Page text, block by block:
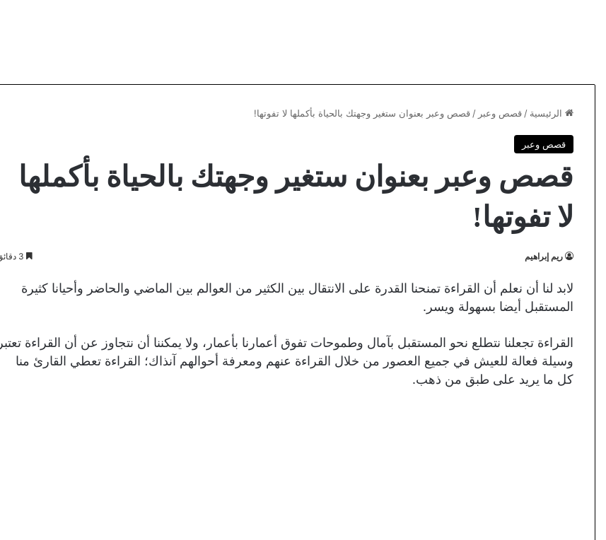
الرئيسية / قصص وعبر / قصص وعبر بعنوان ستغير وجهتك بالحياة بأكملها لا تفوتها!
قصص وعبر
قصص وعبر بعنوان ستغير وجهتك بالحياة بأكملها
لا تفوتها!
ريم إبراهيم
لابد لنا أن نعلم أن القراءة تمنحنا القدرة على الانتقال بين الكثير من العوالم بين الماضي والحاضر وأحيانا كثيرة
المستقبل أيضا بسهولة ويسر.
القراءة تجعلنا نتطلع نحو المستقبل بآمال وطموحات تفوق أعمارنا بأعمار، ولا يمكننا أن نتجاوز عن أن القراءة تعتبر
وسيلة فعالة للعيش في جميع العصور من خلال القراءة عنهم ومعرفة أحوالهم آنذاك؛ القراءة تعطي القارئ منا
كل ما يريد على طبق من ذهب.